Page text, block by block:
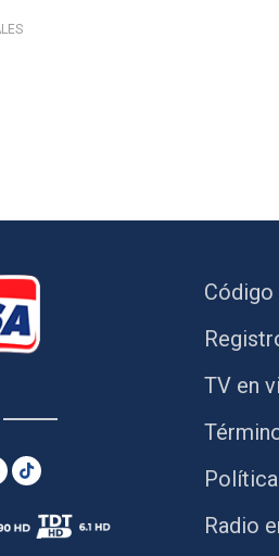
TV en
Radio